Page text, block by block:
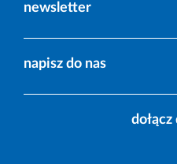
newsletter
napisz do nas
dołącz